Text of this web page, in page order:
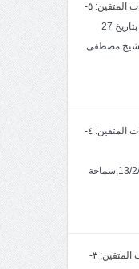
خطبة الجمعة: سمات المتقين: ٥-
العفو عند المقدرة. بتاريخ 27
الشيخ مصطفى
خطبة الجمعة: سمات المتقين: ٤-
الناس.بتاريخ13/2/1447,سماحة
خطبة الجمعةسمات المتقين: ٣-